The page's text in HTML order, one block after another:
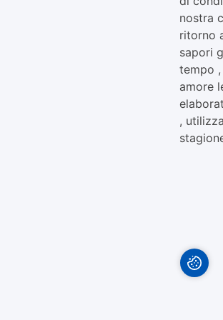
nostra
ritorno
sapori
tempo
amore
,